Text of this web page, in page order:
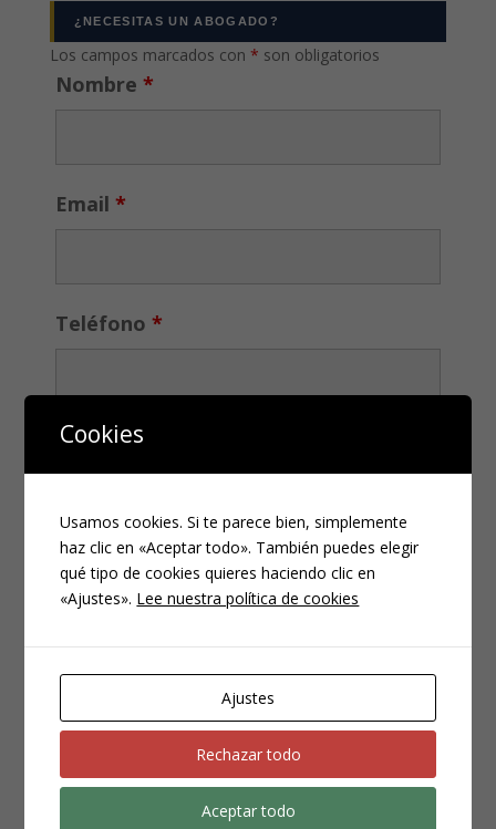
¿NECESITAS UN ABOGADO?
Los campos marcados con * son obligatorios
Nombre *
Email *
Teléfono *
CATEGORÍAS
Noticias
Penitenciario
ENTRADAS RECIENTES
Cookies
Usamos cookies. Si te parece bien, simplemente
haz clic en «Aceptar todo». También puedes elegir
qué tipo de cookies quieres haciendo clic en
«Ajustes». Lee nuestra política de cookies
Ajustes
Rechazar todo
Aceptar todo